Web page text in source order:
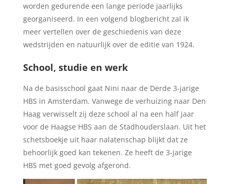
worden gedurende een lange periode jaarlijks
georganiseerd. In een volgend blogbericht zal ik
meer vertellen over de geschiedenis van deze
wedstrijden en natuurlijk over de editie van 1924.
School, studie en werk
Na de basisschool gaat Nini naar de Derde 3-jarige
HBS in Amsterdam. Vanwege de verhuizing naar Den
Haag verwisselt zij deze school al na een half jaar
voor de Haagse HBS aan de Stadhouderslaan. Uit het
schetsboekje uit haar nalatenschap blijkt dat ze
behoorlijk goed kan tekenen. Ze heeft de 3-jarige
HBS met goed gevolg afgerond.